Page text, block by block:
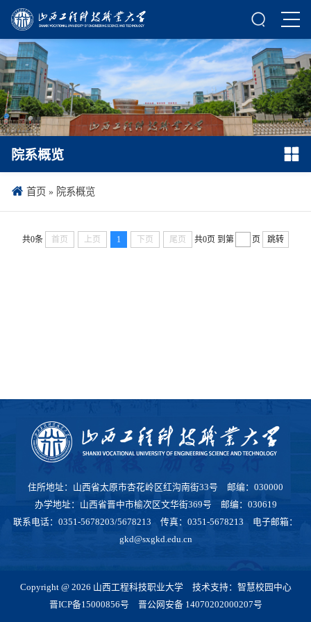
院系概览
首页 » 院系概览
共0条 首页 上页 1 下页 尾页 共0页 到第 页 跳转
住所地址：山西省太原市杏花岭区红沟南街33号 邮编：030000
办学地址：山西省晋中市榆次区文华街369号 邮编：030619
联系电话：0351-5678203/5678213 传真：0351-5678213 电子邮箱：
gkd@sxgkd.edu.cn
Copyright @ 2026 山西工程科技职业大学 技术支持：智慧校园中心
晋ICP备15000856号
晋公网安备 14070202000207号